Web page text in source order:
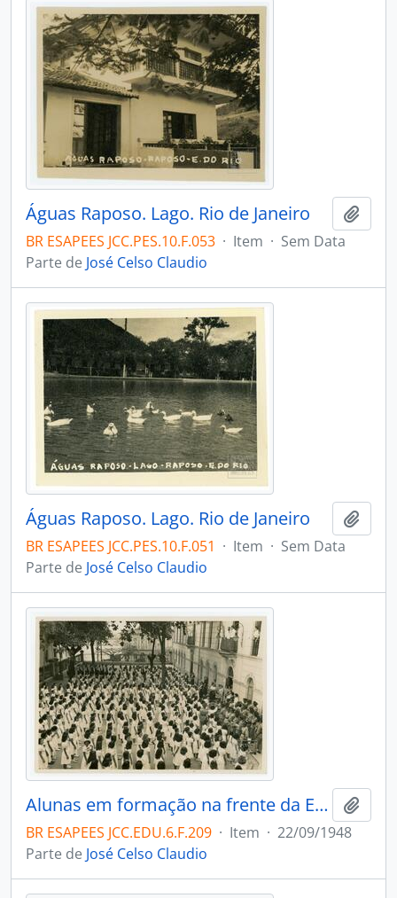
Águas Raposo. Lago. Rio de Janeiro
BR ESAPEES JCC.PES.10.F.053 · Item · Sem Data
Parte de José Celso Claudio
Águas Raposo. Lago. Rio de Janeiro
BR ESAPEES JCC.PES.10.F.051 · Item · Sem Data
Parte de José Celso Claudio
Alunas em formação na frente da Escola Normal Pedro II. Comemorações por motivo da vitória nas Olimpíadas Escolares. Na sacada o Secretário de Educação José Celso Claudio e o professor de Português Américo Barbosa de Menezes. Vitória.
BR ESAPEES JCC.EDU.6.F.209 · Item · 22/09/1948
Parte de José Celso Claudio